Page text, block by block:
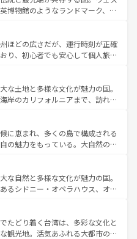
も魅力が溢れており、どの街角に
れぞれで全く異なる文化を体験で
なお、新着のフランス情報はコンテンツ一覧
ン畑といった風景は必見。ビール
してほしい。 なお、新着の
一覧を参照してほしい。
博物館のようなランドマーク、歴
ある。また、優雅なアフタヌーン
たまらない英国パブ、サッカー観
できる体験も豊富。イギリスを旅
い。
ほどの広さだが、運行時刻が正確
り、初心者でも安心して個人旅行
や、スイスならではのユニークな
観光だけでなく町歩きも満喫する
得が高いため物価も高いが、旅行
しむこともできる。 なお、新
ンツ一覧 を参照してほしい。
な土地と多様な文化が魅力の国。
岸のカリフォルニアまで、訪れる
光、ショッピング、エンターテイ
的なスポットだ。一方、アメリカ
、グランドキャニオンやイエロー
は、音楽と美食が融合した独特の
メリカの各地域で異なる魅力を楽
と豊かな歴史を感じることができ
、新着のアメリカ
を参照してほしい。
に恵まれ、多くの島で構成される
の魅力をもっている。大自然の神
た、定番の観光地といえばオアフ
めるならマウイ島やカウアイ島が
リーンに輝く海をはじめ、豊かな
れる人々を迎えてくれるハワイの
フードやハワイアンミュージッ
など、すべてがハワイの魅力を彩
な自然と多様な文化が魅力の国。
るシドニー・オペラハウス、オー
にそびえるウルル（エアーズロッ
い原生林やケアンズの熱帯雨林な
。また、カフェやワイン、オージ
たどり着く台湾は、多彩な文化と
観光地。活気あふれる大都市の台